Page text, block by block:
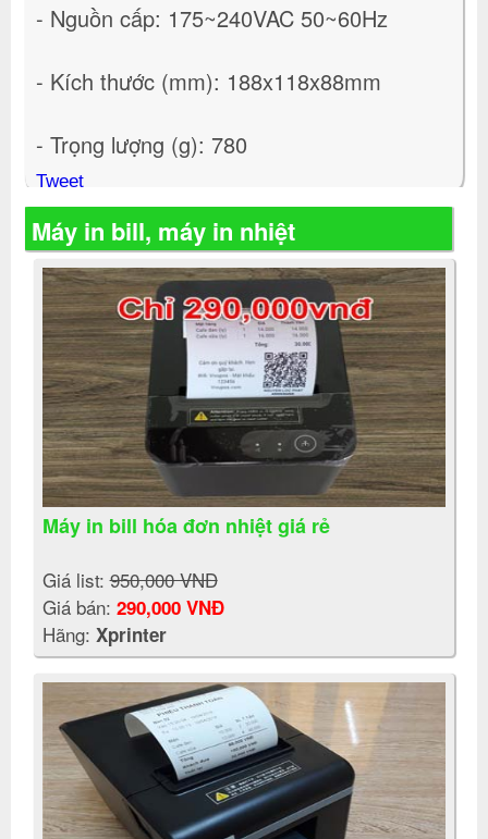
- Nguồn cấp: 175~240VAC 50~60Hz
- Kích thước (mm): 188x118x88mm
- Trọng lượng (g): 780
Tweet
Máy in bill, máy in nhiệt
Máy in bill hóa đơn nhiệt giá rẻ
Giá list:950,000 VNĐ
Giá bán: 290,000 VNĐ
Hãng: Xprinter